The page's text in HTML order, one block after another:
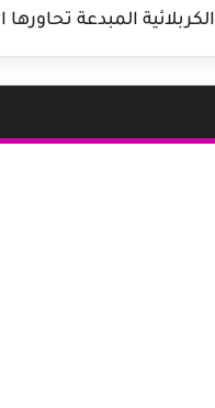
الكربلائية المبدعة تحاورها